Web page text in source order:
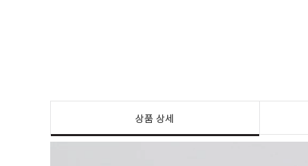
상품 상세